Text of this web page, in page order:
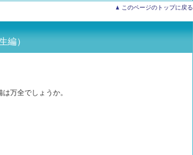
このページのトップに戻る
編）
万全でしょうか。